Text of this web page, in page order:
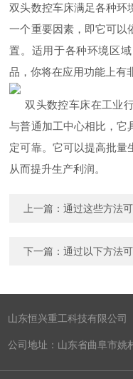
双头数控车床满足各种环
一个重要因素，即它可以
置。适用于各种环境区
品，你将在应用功能上有
双头数控车床在工业
与普通加工中心相比，它
定可靠。它可以提高批量
从而提升生产利润。
上一篇：通过这些方法
下一篇：通过以下方法
山东恒兴重工科技有限公司
公司地址：山东省曲阜市